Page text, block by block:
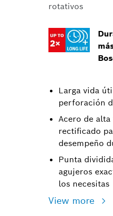
rotativos
Larga vida
perforación
Acero de
rectificado
desempeño
Punta
agujeros
los necesitas
View more